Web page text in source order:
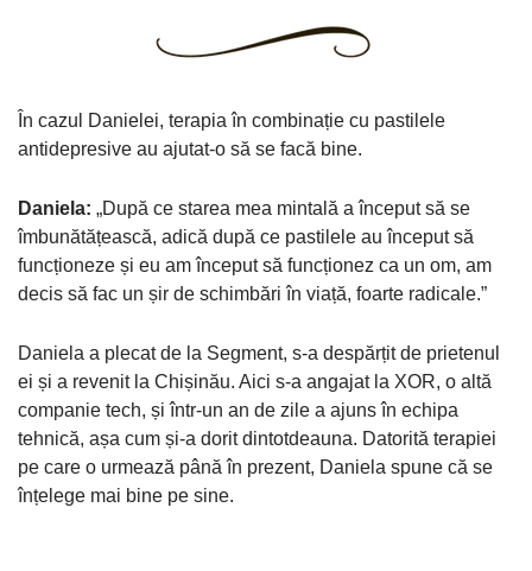
În cazul Danielei, terapia în combinație cu pastilele
antidepresive au ajutat-o să se facă bine.
Daniela: „După ce starea mea mintală a început să se
îmbunătățească, adică după ce pastilele au început să
funcționeze și eu am început să funcționez ca un om, am
decis să fac un șir de schimbări în viață, foarte radicale.”
Daniela a plecat de la Segment, s-a despărțit de prietenul
ei și a revenit la Chișinău. Aici s-a angajat la XOR, o altă
companie tech, și într-un an de zile a ajuns în echipa
tehnică, așa cum și-a dorit dintotdeauna. Datorită terapiei
pe care o urmează până în prezent, Daniela spune că se
înțelege mai bine pe sine.